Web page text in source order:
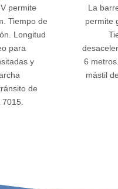
permite
Tiempo de
Longitud
para
y
de
La
permite
6
mástil